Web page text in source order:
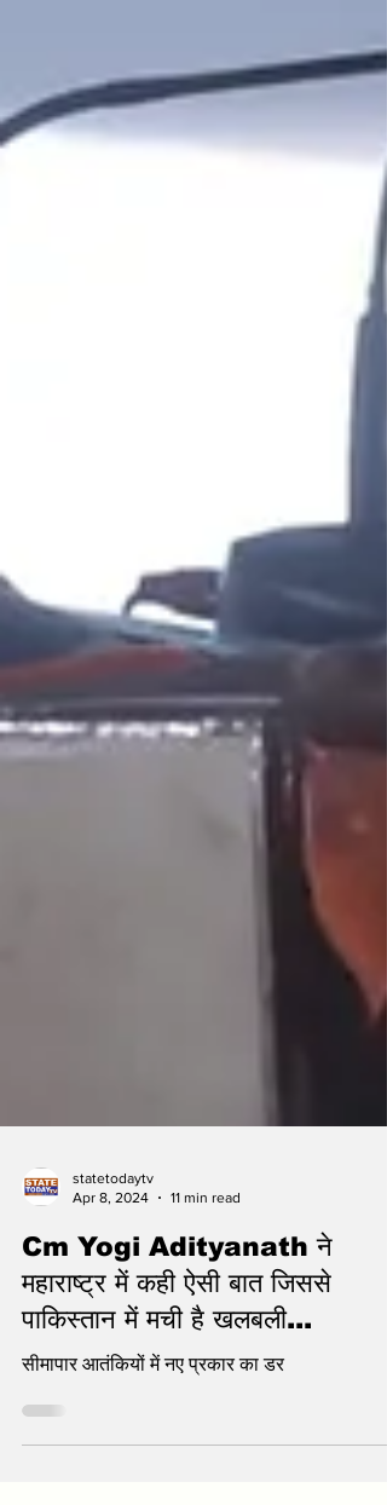
statetodaytv
Cm Yogi Adityanath ने
महाराष्ट्र में कही ऐसी बात जिससे
पाकिस्तान में मची है खलबली...